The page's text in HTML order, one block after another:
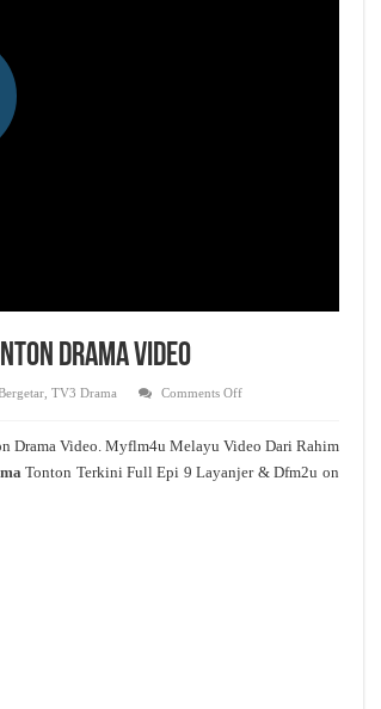
Drama Video
, TV3 Drama Comments Offon
Sama
Episod
Drama Video. Myflm4u Melayu Video Dari Rahim
Tonton Terkini Full Epi 9 Layanjer & Dfm2u on